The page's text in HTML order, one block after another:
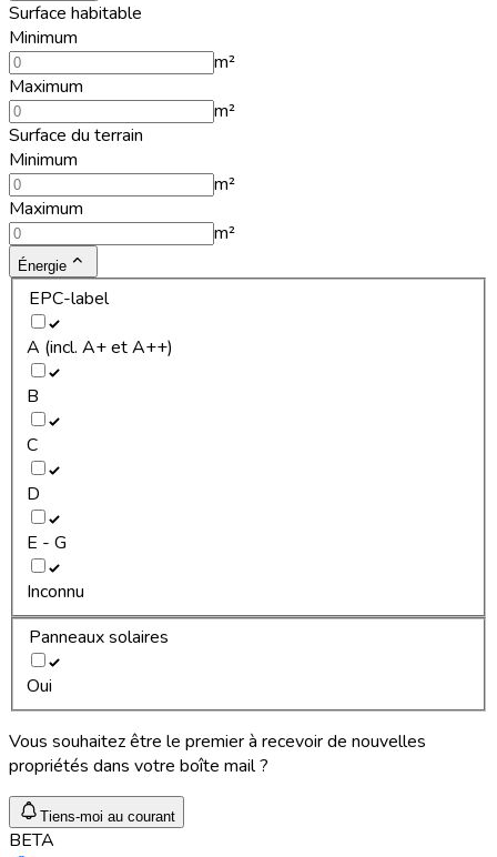
Surface habitable
Minimum
m²
Maximum
m²
Surface du terrain
Minimum
m²
Maximum
m²
Énergie
EPC-label
A (incl. A+ et A++)
B
C
D
E - G
Inconnu
Panneaux solaires
Oui
Vous souhaitez être le premier à recevoir de nouvelles
propriétés dans votre boîte mail ?
Tiens-moi au courant
BETA